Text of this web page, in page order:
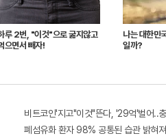
루 2번, "이것"으로 굶지않고
으면서 빼자!
나는 대한민
일까?
실수로 "비상"!
비트코인'지고"이것"뜬다, '29억'벌어..
폐섬유화 환자 98% 공통된 습관 밝혀